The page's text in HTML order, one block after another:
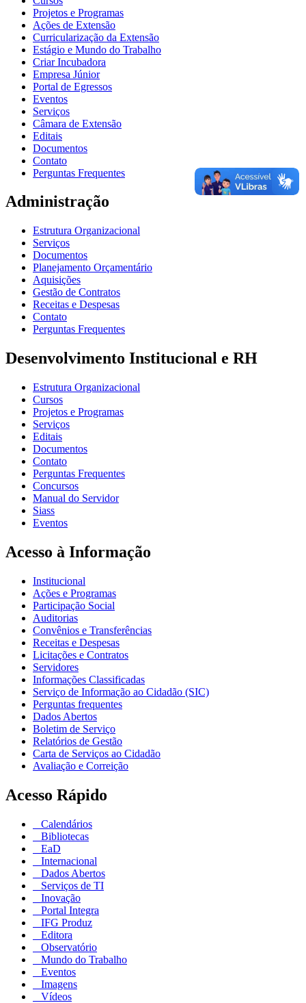
Projetos e Programas
Ações de Extensão
Curricularização da Extensão
Estágio e Mundo do Trabalho
Criar Incubadora
Empresa Júnior
Portal de Egressos
Eventos
Serviços
Câmara de Extensão
Editais
Documentos
Contato
Perguntas Frequentes
Administração
Estrutura Organizacional
Serviços
Documentos
Planejamento Orçamentário
Aquisições
Gestão de Contratos
Receitas e Despesas
Contato
Perguntas Frequentes
Desenvolvimento Institucional e RH
Estrutura Organizacional
Cursos
Projetos e Programas
Serviços
Editais
Documentos
Contato
Perguntas Frequentes
Concursos
Manual do Servidor
Siass
Eventos
Acesso à Informação
Institucional
Ações e Programas
Participação Social
Auditorias
Convênios e Transferências
Receitas e Despesas
Licitações e Contratos
Servidores
Informações Classificadas
Serviço de Informação ao Cidadão (SIC)
Perguntas frequentes
Dados Abertos
Boletim de Serviço
Relatórios de Gestão
Carta de Serviços ao Cidadão
Avaliação e Correição
Acesso Rápido
Calendários
Bibliotecas
EaD
Internacional
Dados Abertos
Serviços de TI
Inovação
Portal Integra
IFG Produz
Editora
Observatório
Mundo do Trabalho
Eventos
Imagens
Vídeos